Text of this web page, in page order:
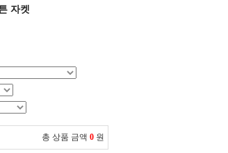
자켓
총 상품 금액 0 원